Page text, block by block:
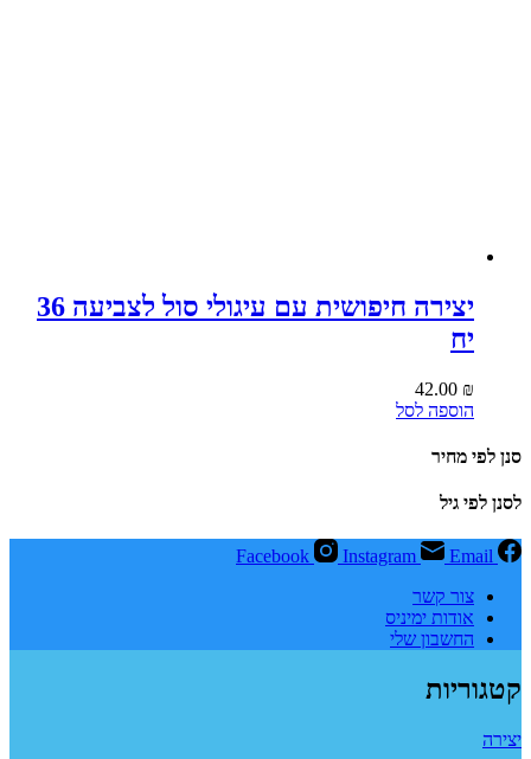
יצירה חיפושית עם עיגולי סול לצביעה 36
יח
42.00 ₪
הוספה לסל
סנן לפי מחיר
לסנן לפי גיל
Facebook Instagram
Email
צור קשר
אודות ימיניס
החשבון שלי
קטגוריות
יצירה